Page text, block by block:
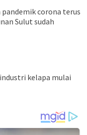
corona terus
Sulut sudah
kelapa mulai